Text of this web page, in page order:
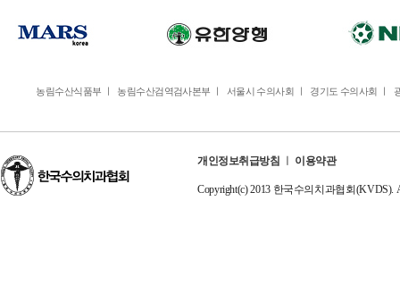
농림수산식품부 ㅣ 농림수산검역검사본부 ㅣ 서울시 수의사회 ㅣ 경기도 수의사회 ㅣ
개인정보취급방침 이용약관
Copyright(c) 2013 한국수의치과협회(KVDS).